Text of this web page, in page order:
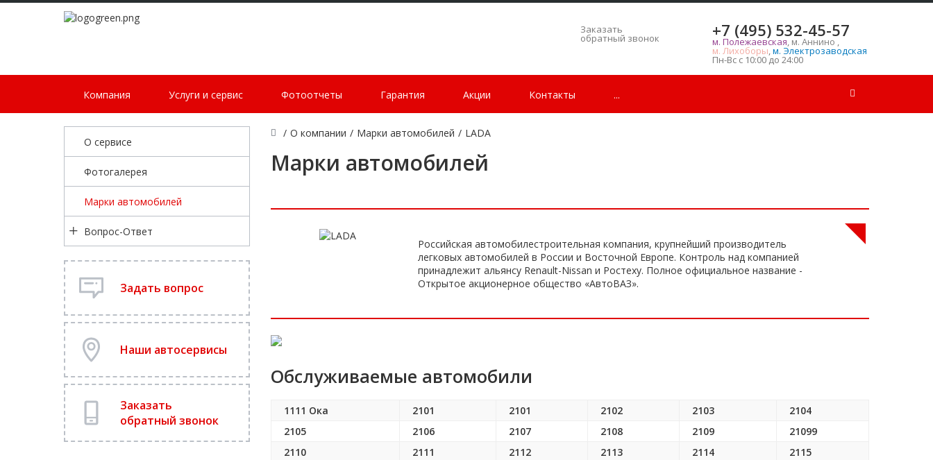
Заказать
обратный звонок +7 (495) 532-45-57
м. Полежаевская, м. Аннино ,
м. Лихоборы,м. Электрозаводская
Пн-Вс с 10:00 до 24:00
Компания Услуги и сервис Фотоотчеты Гарантия Акции Контакты ...
/ О компании / Марки автомобилей / LADA
Марки автомобилей
О сервисе
Фотогалерея
Марки автомобилей
Вопрос-Ответ
Задать вопрос
Наши автосервисы
Заказать
обратный звонок
Российская автомобилестроительная компания, крупнейший производитель
легковых автомобилей в России и Восточной Европе. Контроль над компанией
принадлежит альянсу Renault-Nissan и Ростеху. Полное официальное название -
Открытое акционерное общество «АвтоВАЗ».
Обслуживаемые автомобили
1111 Ока 2101 2101 2102 2103
2104
2105
2106 2107 2108 2109
21099
2110
2111 2112 2113 2114
2115